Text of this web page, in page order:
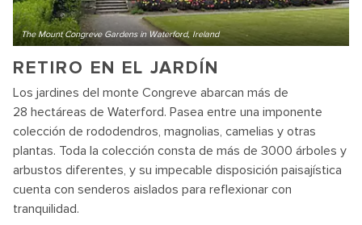
The Mount Congreve Gardens in Waterford, Ireland
RETIRO EN EL JARDÍN
Los jardines del monte Congreve abarcan más de
28 hectáreas de Waterford. Pasea entre una imponente
colección de rododendros, magnolias, camelias y otras
plantas. Toda la colección consta de más de 3000 árboles y
arbustos diferentes, y su impecable disposición paisajística
cuenta con senderos aislados para reflexionar con
tranquilidad.